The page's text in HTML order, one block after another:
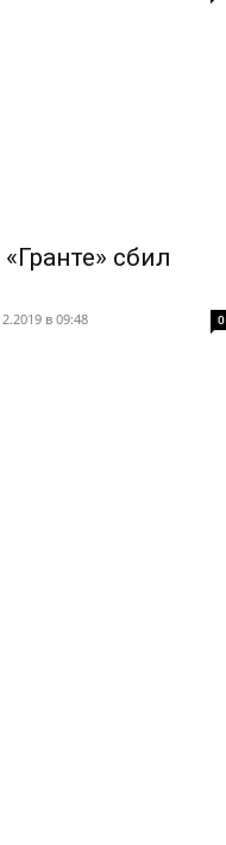
сбил
в 09:48 0